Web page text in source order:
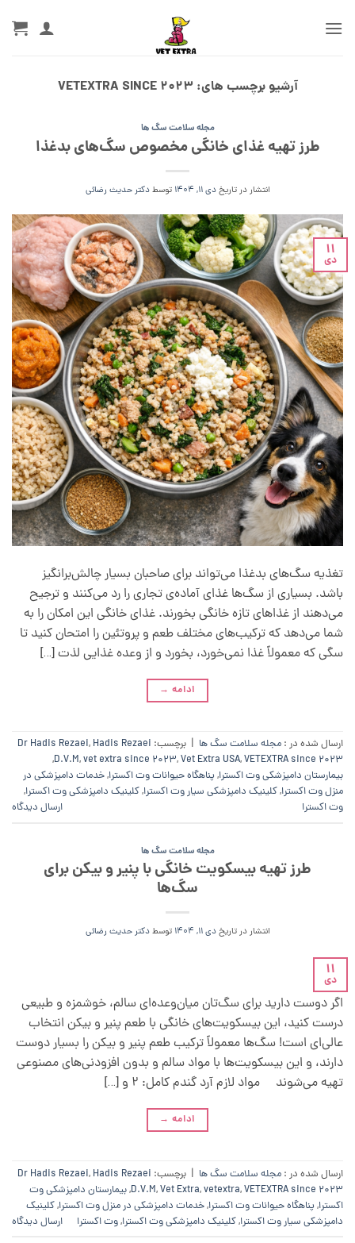
آرشیو برچسب های: VETEXTRA SINCE 2023
مجله سلامت سگ ها
طرز تهیه غذای خانگی مخصوص سگ‌های بدغذا
انتشار در تاریخدی 11, 1404 توسطدکتر حدیث رضائی
11
دی
تغذیه سگ‌های بدغذا می‌تواند برای صاحبان بسیار چالش‌برانگیز
باشد. بسیاری از سگ‌ها غذای آماده‌ی تجاری را رد می‌کنند و ترجیح
می‌دهند از غذاهای تازه خانگی بخورند. غذای خانگی این امکان را به
شما می‌دهد که ترکیب‌های مختلف طعم و پروتئین را امتحان کنید تا
سگی که معمولاً غذا نمی‌خورد، بخورد و از وعده غذایی لذت […]
ادامه →
ارسال شده در : مجله سلامت سگ ها | برچسب: Dr Hadis Rezaei, Hadis Rezaei
D.V.M,vet extra since 2023,Vet Extra USA,VETEXTRA since 2023
,
بیمارستان دامپزشکی وت اکسترا,پناهگاه حیوانات وت اکسترا,خدمات دامپزشکی در
منزل وت اکسترا,کلینیک دامپزشکی سیار وت اکسترا,کلینیک دامپزشکی وت اکسترا,
وت اکسترا
ارسال دیدگاه
مجله سلامت سگ ها
طرز تهیه بیسکویت‌ خانگی با پنیر و بیکن برای
سگ‌ها
انتشار در تاریخدی 11, 1404 توسطدکتر حدیث رضائی
11
دی
اگر دوست دارید برای سگ‌تان میان‌وعده‌ای سالم، خوشمزه و طبیعی
درست کنید، این بیسکویت‌های خانگی با طعم پنیر و بیکن انتخاب
عالی‌ای است! سگ‌ها معمولاً ترکیب طعم پنیر و بیکن را بسیار دوست
دارند، و این بیسکویت‌ها با مواد سالم و بدون افزودنی‌های مصنوعی
تهیه می‌شوند مواد لازم آرد گندم کامل: ۲ و […]
ادامه →
ارسال شده در : مجله سلامت سگ ها | برچسب: Dr Hadis Rezaei, Hadis Rezaei
D.V.M,Vet Extra,vetextra,VETEXTRA since 2023
,بیمارستان دامپزشکی وت
اکسترا,پناهگاه حیوانات وت اکسترا,خدمات دامپزشکی در منزل وت اکسترا,کلینیک
دامپزشکی سیار وت اکسترا,کلینیک دامپزشکی وت اکسترا,وت اکسترا ارسال دیدگاه